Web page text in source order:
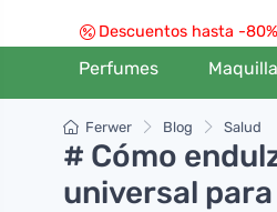
Descuentos hasta -80%
Perfumes
Ferwer Blog Salud
# Cómo
universal